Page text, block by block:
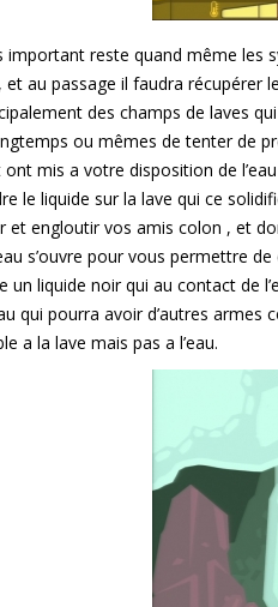
important reste quand même les
et au passage il faudra récupérer
des champs de laves
ou mêmes de tenter de
mis a votre disposition de
le liquide sur la lave qui ce
et engloutir vos amis colon , et
s’ouvre pour vous permettre
un liquide noir qui au contact de
qui pourra avoir d’autres armes
a la lave mais pas a l’eau.